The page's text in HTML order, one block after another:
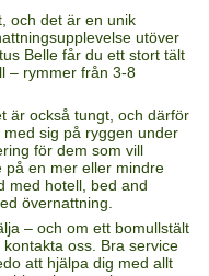
och det är en unik
utöver
Belle får du ett stort tält
– rymmer från 3-8
är också tungt, och därför
sig på ryggen under
för dem som vill
på en mer eller mindre
med hotell, bed and
övernattning.
– och om ett bomullstält
oss. Bra service
att hjälpa dig med allt